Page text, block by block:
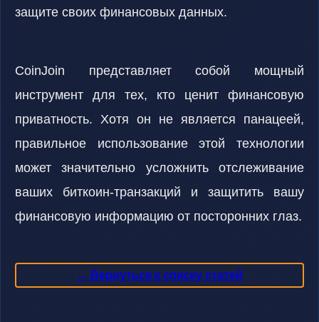
защите своих финансовых данных.
CoinJoin представляет собой мощный
инструмент для тех, кто ценит финансовую
приватность. Хотя он не является панацеей,
правильное использование этой технологии
может значительно усложнить отслеживание
ваших биткоин-транзакций и защитить вашу
финансовую информацию от посторонних глаз.
← Вернуться к списку статей